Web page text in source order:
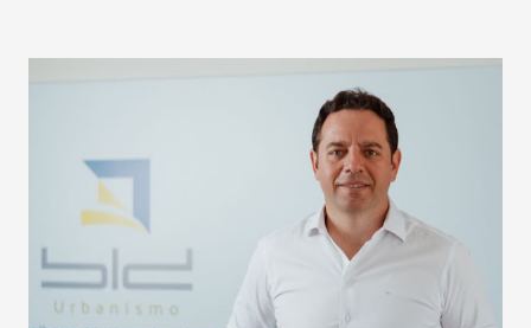
exibição do querido Bode Ioiô, que retornou a Fortaleza
após ação de restauro e apresentação da cantora Nayra
Costa. O Museu do Ceará integra a Rede Pública de
Equipamentos Culturais do Ceará (Rece). Em outubro de
2023, o governador Elmano de Freitas assinou Projeto de
Lei que destina R$ 4.5 milhões para restauro e reforma do
Palacete Senador Alencar, prédio que sedia o Museu do